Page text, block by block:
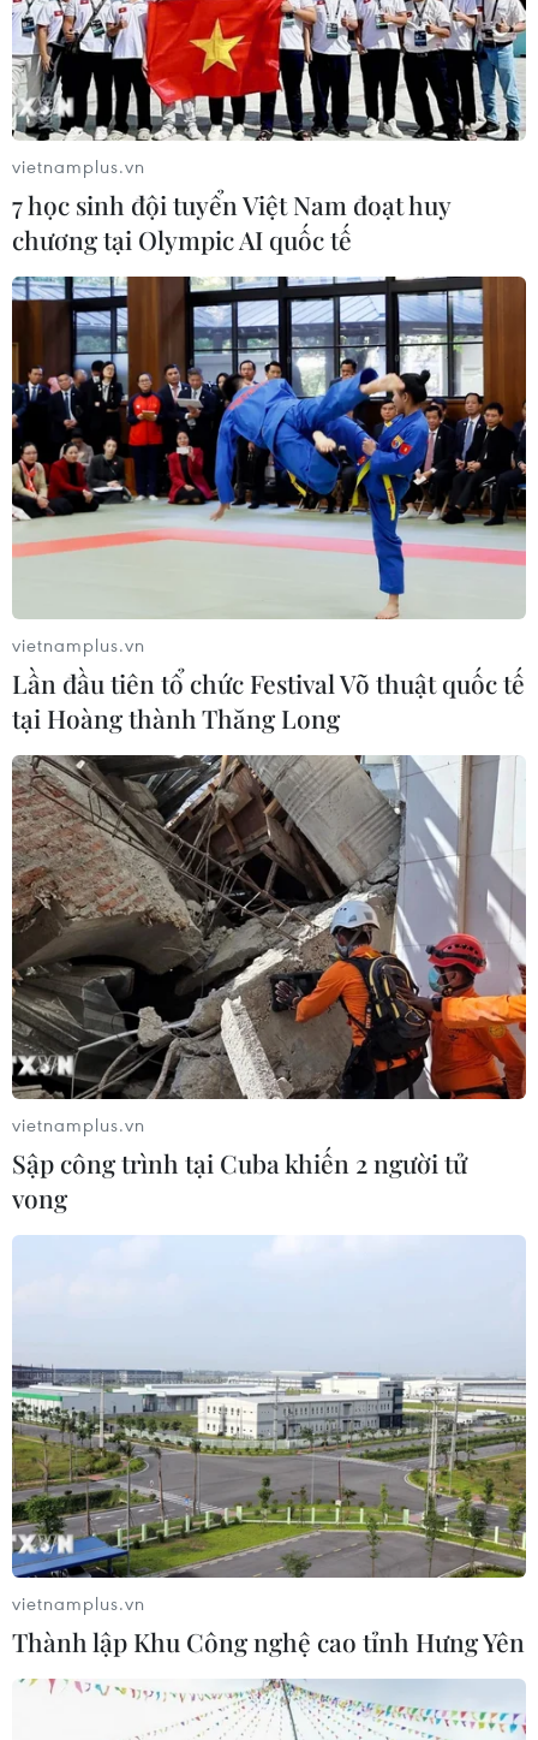
Phú Yên: Khởi tố đối tượng chống người
làm nhiệm vụ kiểm soát dịch
14/09/2021 08:53
Mặc dù lực lượng làm nhiệm vụ tại chốt kiểm soát đề
nghị khai bổ sung thông tin, Phạm Quốc Học không
chấp hành mà còn có hành vi chửi mắng thô tục, đấm
vào miệng một dân quân.
vietnamplus.vn
7 học sinh đội tuyển Việt Nam đoạt huy
chương tại Olympic AI quốc tế
vietnamplus.vn
Lần đầu tiên tổ chức Festival Võ thuật quốc tế
tại Hoàng thành Thăng Long
vietnamplus.vn
Sập công trình tại Cuba khiến 2 người tử
vong
vietnamplus.vn
Thành lập Khu Công nghệ cao tỉnh Hưng Yên